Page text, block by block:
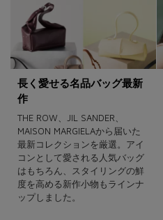
長く愛せる名品バッグ最新
作
THE ROW、JIL SANDER、
MAISON MARGIELAから届いた
最新コレクションを厳選。アイ
コンとして愛される人気バッグ
はもちろん、スタイリングの鮮
度を高める新作小物もラインナ
ップしました。